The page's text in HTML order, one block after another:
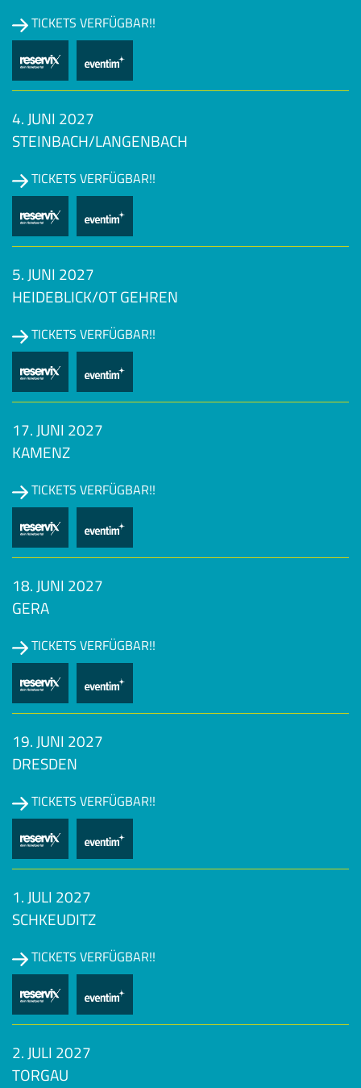
TICKETS VERFÜGBAR!!
4. JUNI 2027
STEINBACH/LANGENBACH
TICKETS VERFÜGBAR!!
5. JUNI 2027
HEIDEBLICK/OT GEHREN
TICKETS VERFÜGBAR!!
17. JUNI 2027
KAMENZ
TICKETS VERFÜGBAR!!
18. JUNI 2027
GERA
TICKETS VERFÜGBAR!!
19. JUNI 2027
DRESDEN
TICKETS VERFÜGBAR!!
1. JULI 2027
SCHKEUDITZ
TICKETS VERFÜGBAR!!
2. JULI 2027
TORGAU